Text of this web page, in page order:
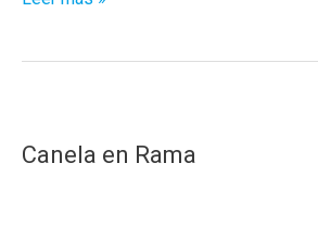
DJ.
Canela en Rama